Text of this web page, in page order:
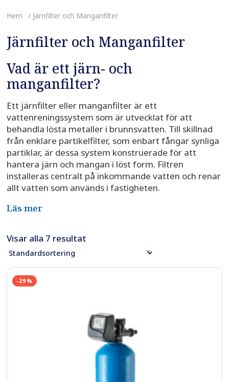
Hem / Järnfilter och Manganfilter
Järnfilter och Manganfilter
Vad är ett järn- och
manganfilter?
Ett järnfilter eller manganfilter är ett
vattenreningssystem som är utvecklat för att
behandla lösta metaller i brunnsvatten. Till skillnad
från enklare partikelfilter, som enbart fångar synliga
partiklar, är dessa system konstruerade för att
hantera järn och mangan i löst form. Filtren
installeras centralt på inkommande vatten och renar
allt vatten som används i fastigheten.
Läs mer
Visar alla 7 resultat
-29%